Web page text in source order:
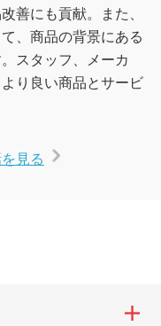
善にも貢献。また、
、商品の背景にある
スタッフ、メーカ
り良い商品とサービ
見る